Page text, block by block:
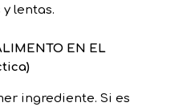
lentas.
EN EL
ingrediente. Si es